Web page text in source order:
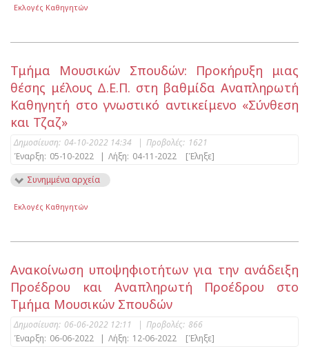
Εκλογές Καθηγητών
Τμήμα Μουσικών Σπουδών: Προκήρυξη μιας
θέσης μέλους Δ.Ε.Π. στη βαθμίδα Αναπληρωτή
Καθηγητή στο γνωστικό αντικείμενο «Σύνθεση
και Τζαζ»
Δημοσίευση: 04-10-2022 14:34 | Προβολές: 1621
Έναρξη: 05-10-2022 | Λήξη: 04-11-2022
[Έληξε]
Συνημμένα αρχεία
Εκλογές Καθηγητών
Ανακοίνωση υποψηφιοτήτων για την ανάδειξη
Προέδρου και Αναπληρωτή Προέδρου στο
Τμήμα Μουσικών Σπουδών
Δημοσίευση: 06-06-2022 12:11 Προβολές: 866
Έναρξη: 06-06-2022 Λήξη: 12-06-2022
[Έληξε]